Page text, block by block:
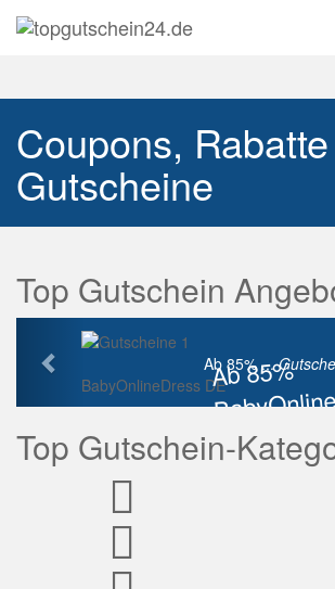
Coupons,
Gutscheine
Top Gutschein
Ab 85%
Rabatt
Ab 85% ...
BabyOnlineDress DE
Vorherige
Top Gutschein-